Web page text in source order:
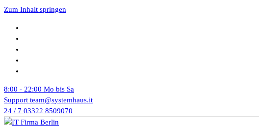
Zum Inhalt springen
8:00 - 22:00 Mo bis Sa
Support team@systemhaus.it
24 / 7 03322 8509070